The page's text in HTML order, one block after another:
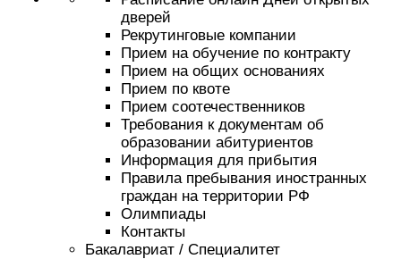
дверей
Рекрутинговые компании
Прием на обучение по контракту
Прием на общих основаниях
Прием по квоте
Прием соотечественников
Требования к документам об
образовании абитуриентов
Информация для прибытия
Правила пребывания иностранных
граждан на территории РФ
Олимпиады
Контакты
Бакалавриат / Специалитет